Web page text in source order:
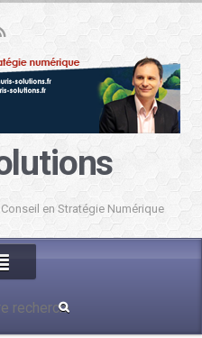
en Stratégie Numérique